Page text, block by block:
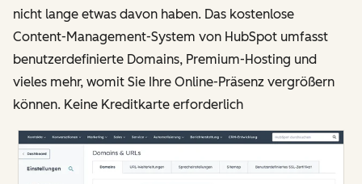
nicht lange etwas davon haben. Das kostenlose
Content-Management-System von HubSpot umfasst
benutzerdefinierte Domains, Premium-Hosting und
vieles mehr, womit Sie Ihre Online-Präsenz vergrößern
können. Keine Kreditkarte erforderlich